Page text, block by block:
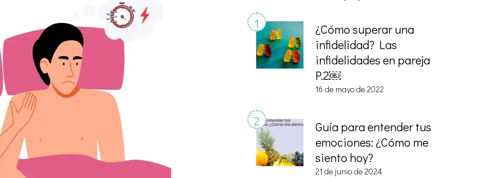
¿Cómo superar una
infidelidad? Las
infidelidades en pareja
P.2￼
16 de mayo de 2022
Guía para entender tus
emociones: ¿Cómo me
siento hoy?
21 de junio de 2024